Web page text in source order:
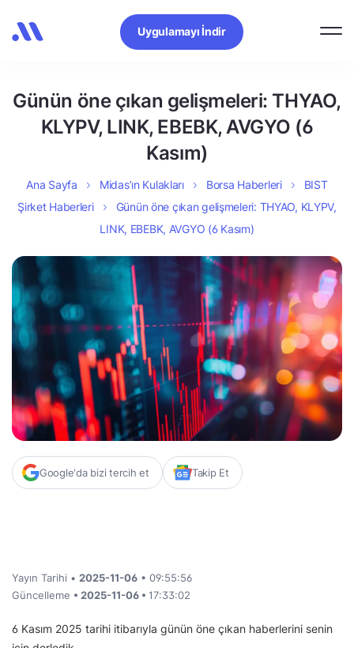
Uygulamayı İndir
Günün öne çıkan gelişmeleri: THYAO,
KLYPV, LINK, EBEBK, AVGYO (6
Kasım)
Ana Sayfa Midas’ın Kulakları Borsa Haberleri
BIST
Şirket Haberleri
Günün öne çıkan gelişmeleri: THYAO, KLYPV,
LINK, EBEBK, AVGYO (6 Kasım)
Google'da bizi tercih et Takip Et
Yayın Tarihi • 2025-11-06 • 09:55:56
Güncelleme • 2025-11-06 • 17:33:02
6 Kasım 2025 tarihi itibarıyla günün öne çıkan haberlerini senin